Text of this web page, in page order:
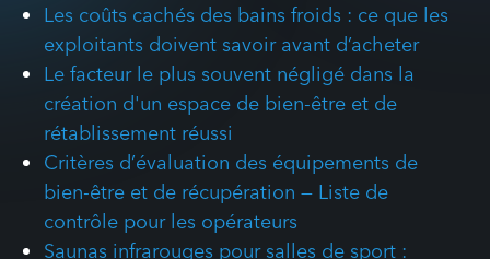
Les coûts cachés des bains froids : ce que les
exploitants doivent savoir avant d’acheter
Le facteur le plus souvent négligé dans la
création d'un espace de bien-être et de
rétablissement réussi
Critères d’évaluation des équipements de
bien-être et de récupération — Liste de
contrôle pour les opérateurs
Saunas infrarouges pour salles de sport :